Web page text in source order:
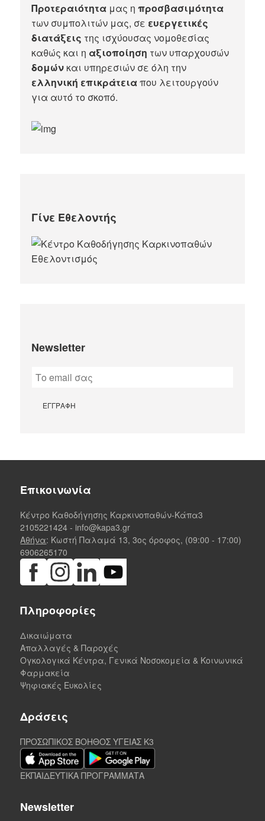
Προτεραιότητα μας ηπροσβασιμότητα
των συμπολιτών μας, σε ευεργετικές
διατάξεις της ισχύουσας νομοθεσίας
καθώς και η αξιοποίηση των υπαρχουσών
δομών και υπηρεσιών σε όλη την
ελληνική επικράτειαπου λειτουργούν
για αυτό το σκοπό.​
Γίνε Εθελοντής
Newsletter
Επικοινωνία
Κέντρο Καθοδήγησης Καρκινοπαθών-Κάπα3
2105221424 - info@kapa3.gr
Αθήνα: Κωστή Παλαμά 13, 3ος όροφος, (09:00 - 17:00)
6906265170
Πληροφορίες
Δικαιώματα
Απαλλαγές & Παροχές
Ογκολογικά Κέντρα, Γενικά Νοσοκομεία & Κοινωνικά
Φαρμακεία
Ψηφιακές Ευκολίες
Δράσεις
ΠΡΟΣΩΠΙΚΟΣ ΒΟΗΘΟΣ ΥΓΕΙΑΣ K3
ΕΚΠΑΙΔΕΥΤΙΚΑ ΠΡΟΓΡΑΜΜΑΤΑ
Newsletter